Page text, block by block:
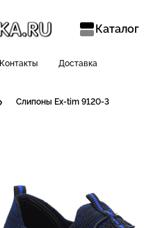
Каталог
Контакты Доставка
Слипоны Ex-tim 9120-3